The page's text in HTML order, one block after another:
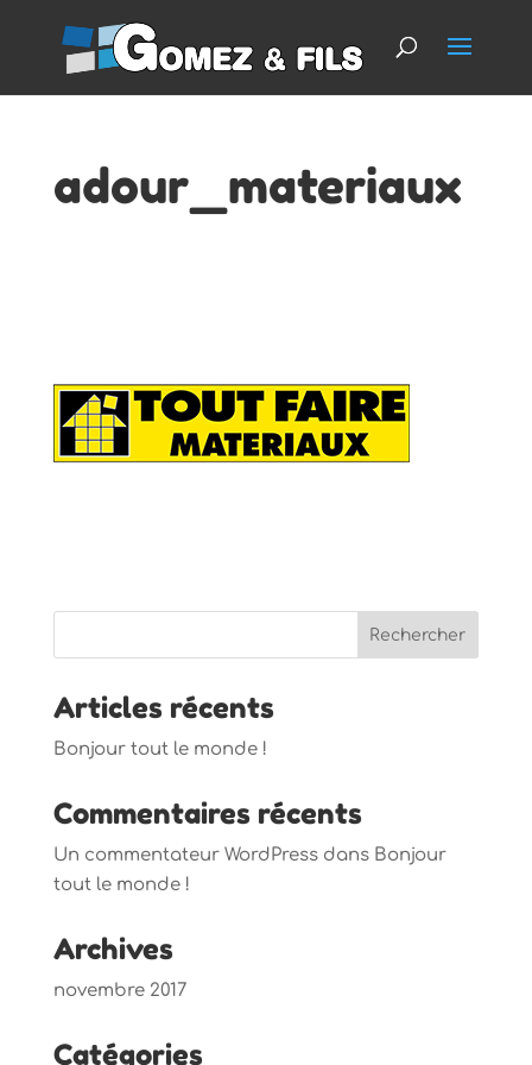
adour_materiaux
Articles récents
Bonjour tout le monde !
Commentaires récents
Un commentateur WordPressdans Bonjour
tout le monde !
Archives
novembre 2017
Catégories